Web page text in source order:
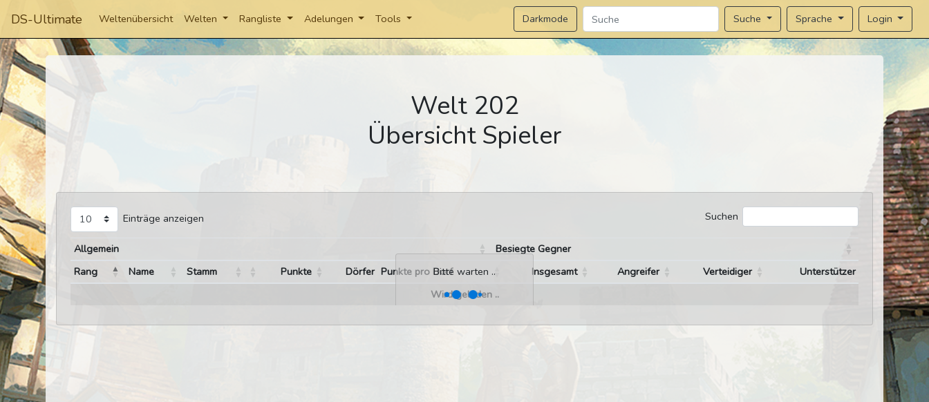
DS-Ultimate Weltenübersicht Welten Rangliste Adelungen Tools Darkmode Suche Sprache Login
Welt 202
Übersicht Spieler
Einträge anzeigen Suchen
Bitte warten ..
Allgemein
Besiegte Gegner
Rang
Name Stamm Punkte Dörfer Punkte pro Dorf Insgesamt Angreifer Verteidiger
Unterstützer
Wird geladen ..